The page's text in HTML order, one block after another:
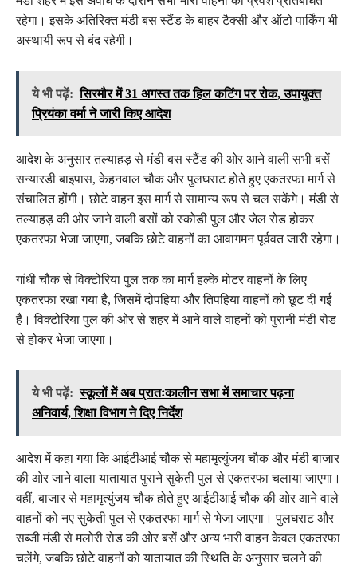
रहेगा। इसके अतिरिक्त मंडी बस स्टैंड के बाहर टैक्सी और ऑटो पार्किंग भी
अस्थायी रूप से बंद रहेगी।
ये भी पढ़ें: सिरमौर में 31 अगस्त तक हिल कटिंग पर रोक, उपायुक्त
प्रियंका वर्मा ने जारी किए आदेश
आदेश के अनुसार तल्याहड़ से मंडी बस स्टैंड की ओर आने वाली सभी बसें
सन्यारडी बाइपास, केहनवाल चौक और पुलघराट होते हुए एकतरफा मार्ग से
संचालित होंगी। छोटे वाहन इस मार्ग से सामान्य रूप से चल सकेंगे। मंडी से
तल्याहड़ की ओर जाने वाली बसों को स्कोडी पुल और जेल रोड होकर
एकतरफा भेजा जाएगा, जबकि छोटे वाहनों का आवागमन पूर्ववत जारी रहेगा।
गांधी चौक से विक्टोरिया पुल तक का मार्ग हल्के मोटर वाहनों के लिए
एकतरफा रखा गया है, जिसमें दोपहिया और तिपहिया वाहनों को छूट दी गई
है। विक्टोरिया पुल की ओर से शहर में आने वाले वाहनों को पुरानी मंडी रोड
से होकर भेजा जाएगा।
ये भी पढ़ें: स्कूलों में अब प्रातःकालीन सभा में समाचार पढ़ना
अनिवार्य, शिक्षा विभाग ने दिए निर्देश
आदेश में कहा गया कि आईटीआई चौक से महामृत्युंजय चौक और मंडी बाजार
की ओर जाने वाला यातायात पुराने सुकेती पुल से एकतरफा चलाया जाएगा।
वहीं, बाजार से महामृत्युंजय चौक होते हुए आईटीआई चौक की ओर आने वाले
वाहनों को नए सुकेती पुल से एकतरफा मार्ग से भेजा जाएगा। पुलघराट और
सब्जी मंडी से मलोरी रोड की ओर बसें और अन्य भारी वाहन केवल एकतरफा
चलेंगे, जबकि छोटे वाहनों को यातायात की स्थिति के अनुसार चलने की